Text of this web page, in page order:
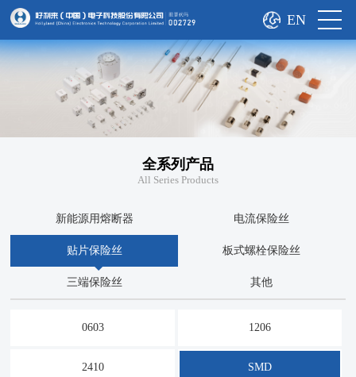
EN
全系列产品
All Series Products
新能源用熔断器 电流保险丝
贴片保险丝 板式螺栓保险丝
三端保险丝 其他
0603 1206
2410 SMD